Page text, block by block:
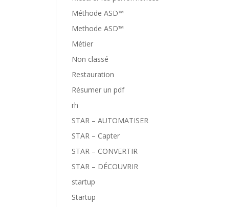
Méthode ASD™
Methode ASD™
Métier
Non classé
Restauration
Résumer un pdf
rh
STAR – AUTOMATISER
STAR – Capter
STAR – CONVERTIR
STAR – DÉCOUVRIR
startup
Startup